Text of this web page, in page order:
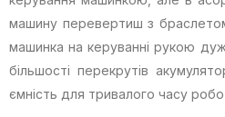
машину перевертиш з
машинка на керуванні рукою
більшості перекрутів
ємність для тривалого часу